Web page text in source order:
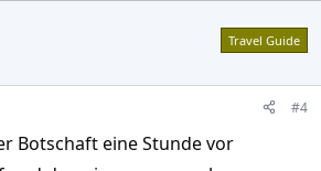
Travel Guide
#4
Botschaft eine Stunde vor